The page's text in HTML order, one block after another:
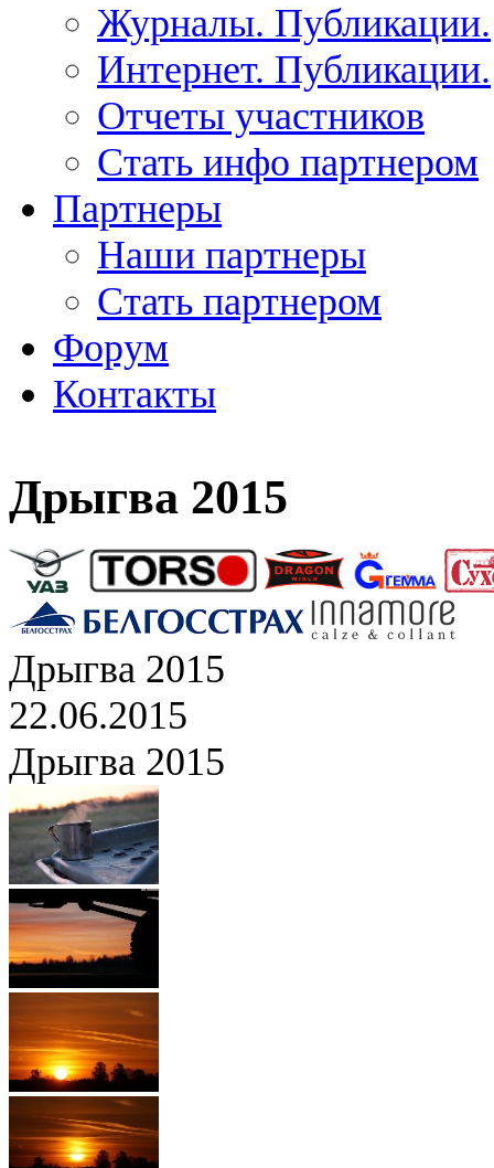
Журналы. Публикации.
Интернет. Публикации.
Отчеты участников
Стать инфо партнером
Партнеры
Наши партнеры
Стать партнером
Форум
Контакты
Дрыгва 2015
Дрыгва 2015
22.06.2015
Дрыгва 2015